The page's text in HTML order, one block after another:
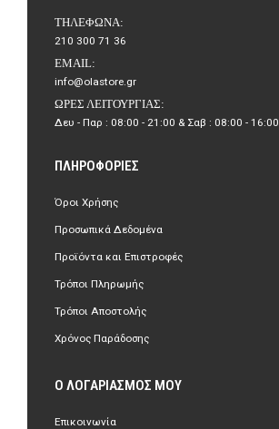
ΤΗΛΈΦΩΝΑ:
210 300 71 36
EMAIL:
info@olastore.gr
ΏΡΕΣ ΛΕΙΤΟΥΡΓΊΑΣ:
Δευ - Παρ : 08:00 - 21:00 & Σαβ : 08:00 - 16:00
ΠΛΗΡΟΦΟΡΊΕΣ
Όροι Χρήσης
Προσωπικά Δεδομένα
Προϊόντα και Επιστροφές
Τρόποι Πληρωμής
Τρόποι Αποστολής
Χρόνος Παράδοσης
Ο ΛΟΓΑΡΙΑΣΜΌΣ ΜΟΥ
Επικοινωνία